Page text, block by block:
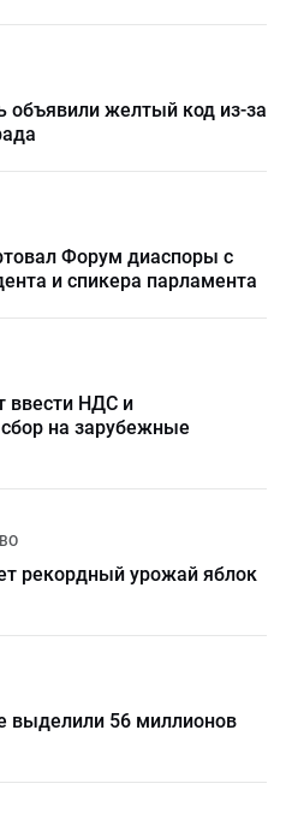
объявили желтый код из-за
Форум диаспоры с
и спикера парламента
ввести НДС и
на зарубежные
рекордный урожай яблок
выделили 56 миллионов